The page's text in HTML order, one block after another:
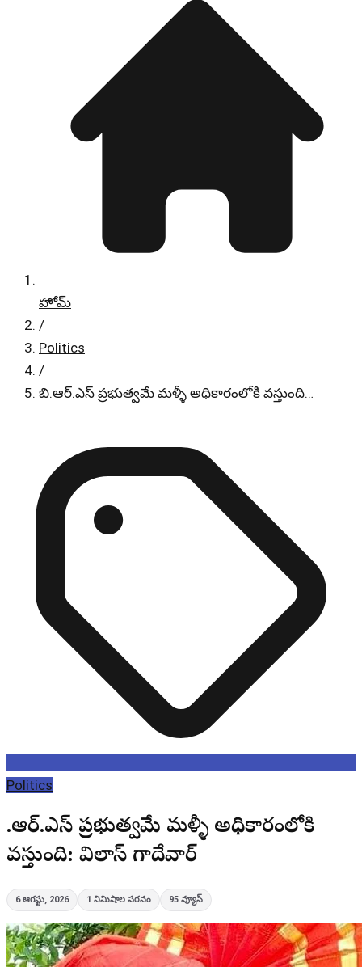
హోమ్
/
Politics
/
బి.ఆర్.ఎస్ ప్రభుత్వమే మళ్ళీ అధికారంలోకి వస్తుంది…
Politics
బి.ఆర్.ఎస్ ప్రభుత్వమే మళ్ళీ అధికారంలోకి
వస్తుంది: విలాస్ గాదేవార్
6 ఆగస్టు, 2026 1 నిమిషాల పఠనం 95 వ్యూస్